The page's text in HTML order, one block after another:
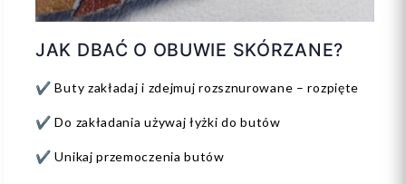
JAK DBAĆ O OBUWIE SKÓRZANE?
✔️ Buty zakładaj i zdejmuj rozsznurowane – rozpięte
✔️ Do zakładania używaj łyżki do butów
✔️ Unikaj przemoczenia butów